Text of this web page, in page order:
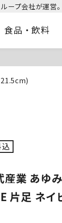
ープ会社が運営。
食品・飲料
産業 あゆ
片足 ネイ